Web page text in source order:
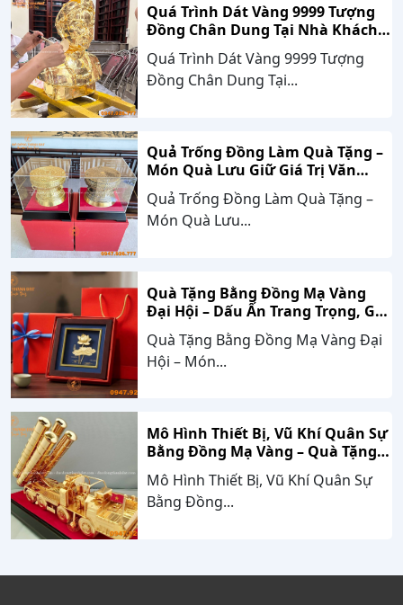
Quá Trình Dát Vàng 9999 Tượng
Đồng Chân Dung Tại Nhà Khách
Hàng Nghệ An
Quá Trình Dát Vàng 9999 Tượng
Đồng Chân Dung Tại...
Quả Trống Đồng Làm Quà Tặng –
Món Quà Lưu Giữ Giá Trị Văn
Hóa, Gắn Kết Thành Công
Quả Trống Đồng Làm Quà Tặng –
Món Quà Lưu...
Quà Tặng Bằng Đồng Mạ Vàng
Đại Hội – Dấu Ấn Trang Trọng, Giá
Trị Bền Vững Theo Thời Gian
Quà Tặng Bằng Đồng Mạ Vàng Đại
Hội – Món...
Mô Hình Thiết Bị, Vũ Khí Quân Sự
Bằng Đồng Mạ Vàng – Quà Tặng
Cao Cấp Mang Dấu Ấn Sức Mạnh
Và Niềm Tự Hào Dân Tộc
Mô Hình Thiết Bị, Vũ Khí Quân Sự
Bằng Đồng...